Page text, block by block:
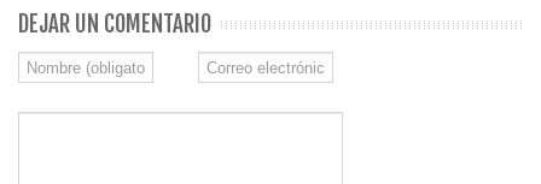
DEJAR UN COMENTARIO